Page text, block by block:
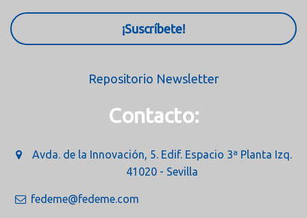
¡Suscríbete!
Repositorio Newsletter
Contacto:
Avda. de la Innovación, 5. Edif. Espacio 3ª Planta Izq.
41020 - Sevilla
fedeme@fedeme.com